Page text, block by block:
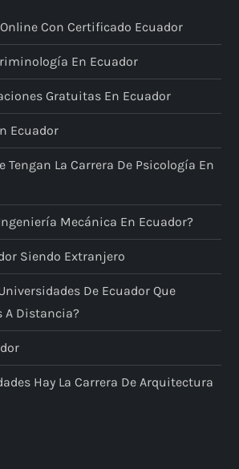
Con Certificado Ecuador
En Ecuador
Gratuitas En Ecuador
Ecuador
Tengan La Carrera De Psicología En
Mecánica En Ecuador?
Siendo Extranjero
De Ecuador Que
A Distancia?
Hay La Carrera De Arquitectura